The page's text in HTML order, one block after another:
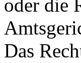
oder die
Das